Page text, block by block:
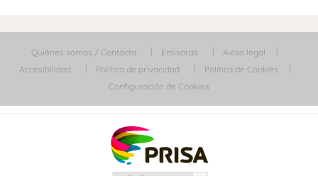
Quiénes somos / Contacta Emisoras
Aviso legal
Accesibilidad
Política de privacidad
Política de Cookies
Configuración de Cookies